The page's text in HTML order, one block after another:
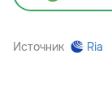
Источник Ria